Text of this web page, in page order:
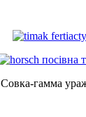
Совка-гамма